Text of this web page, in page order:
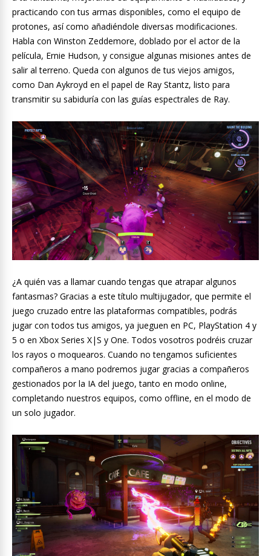
practicando con tus armas disponibles, como el equipo de
protones, así como añadiéndole diversas modificaciones.
Habla con Winston Zeddemore, doblado por el actor de la
película, Ernie Hudson, y consigue algunas misiones antes de
salir al terreno. Queda con algunos de tus viejos amigos,
como Dan Aykroyd en el papel de Ray Stantz, listo para
transmitir su sabiduría con las guías espectrales de Ray.
¿A quién vas a llamar cuando tengas que atrapar algunos
fantasmas? Gracias a este título multijugador, que permite el
juego cruzado entre las plataformas compatibles, podrás
jugar con todos tus amigos, ya jueguen en PC, PlayStation 4 y
5 o en Xbox Series X|S y One. Todos vosotros podréis cruzar
los rayos o moquearos. Cuando no tengamos suficientes
compañeros a mano podremos jugar gracias a compañeros
gestionados por la IA del juego, tanto en modo online,
completando nuestros equipos, como offline, en el modo de
un solo jugador.